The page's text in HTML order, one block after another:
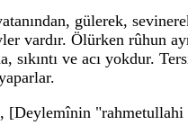
gülerek,
vardır. Ölürken rûhun
ve acı yokdur.
[Deylemînin